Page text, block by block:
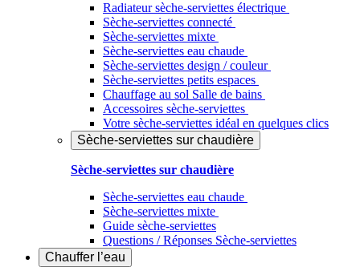
Radiateur sèche-serviettes électrique
Sèche-serviettes connecté
Sèche-serviettes mixte
Sèche-serviettes eau chaude
Sèche-serviettes design / couleur
Sèche-serviettes petits espaces
Chauffage au sol Salle de bains
Accessoires sèche-serviettes
Votre sèche-serviettes idéal en quelques clics
Sèche-serviettes sur chaudière
Sèche-serviettes sur chaudière
Sèche-serviettes eau chaude
Sèche-serviettes mixte
Guide sèche-serviettes
Questions / Réponses Sèche-serviettes
Chauffer l’eau